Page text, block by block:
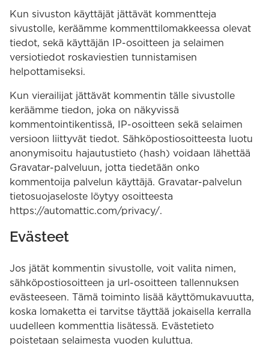
Kun sivuston käyttäjät jättävät kommentteja
sivustolle, keräämme kommenttilomakkeessa olevat
tiedot, sekä käyttäjän IP-osoitteen ja selaimen
versiotiedot roskaviestien tunnistamisen
helpottamiseksi.
Kun vierailijat jättävät kommentin tälle sivustolle
keräämme tiedon, joka on näkyvissä
kommentointikentissä, IP-osoitteen sekä selaimen
versioon liittyvät tiedot. Sähköpostiosoitteesta luotu
anonymisoitu hajautustieto (hash) voidaan lähettää
Gravatar-palveluun, jotta tiedetään onko
kommentoija palvelun käyttäjä. Gravatar-palvelun
tietosuojaseloste löytyy osoitteesta
https://automattic.com/privacy/.
Evästeet
Jos jätät kommentin sivustolle, voit valita nimen,
sähköpostiosoitteen ja url-osoitteen tallennuksen
evästeeseen. Tämä toiminto lisää käyttömukavuutta,
koska lomaketta ei tarvitse täyttää jokaisella kerralla
uudelleen kommenttia lisätessä. Evästetieto
poistetaan selaimesta vuoden kuluttua.